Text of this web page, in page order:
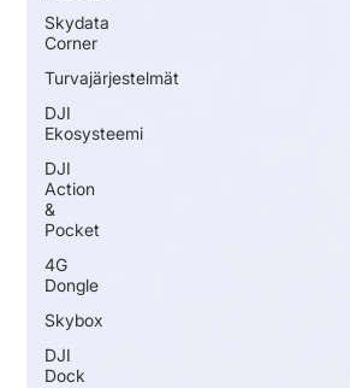
Skydata
Corner
Turvajärjestelmät
DJI
Ekosysteemi
DJI
Action
&
Pocket
4G
Dongle
Skybox
DJI
Dock